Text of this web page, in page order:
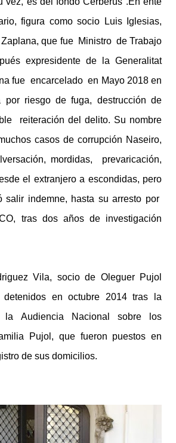
figura como socio Luis Iglesias,
que fue Ministro de Trabajo
expresidente de la Generalitat
fue encarcelado en Mayo 2018 en
por riesgo de fuga, destrucción de
reiteración del delito. Su nombre
casos de corrupción Naseiro,
mordidas, prevaricación,
el extranjero a escondidas, pero
salir indemne, hasta su arresto por
tras dos años de investigación
Vila, socio de Oleguer Pujol
detenidos en octubre 2014 tras la
la Audiencia Nacional sobre los
Pujol, que fueron puestos en
de sus domicilios.